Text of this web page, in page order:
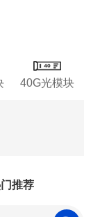
40G光模块
推荐